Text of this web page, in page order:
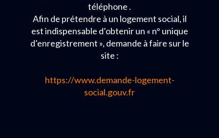
téléphone .
Afin de prétendre à un logement social, il
est indispensable d’obtenir un « n° unique
d’enregistrement », demande à faire sur le
site :
https://www.demande-logement-
social.gouv.fr